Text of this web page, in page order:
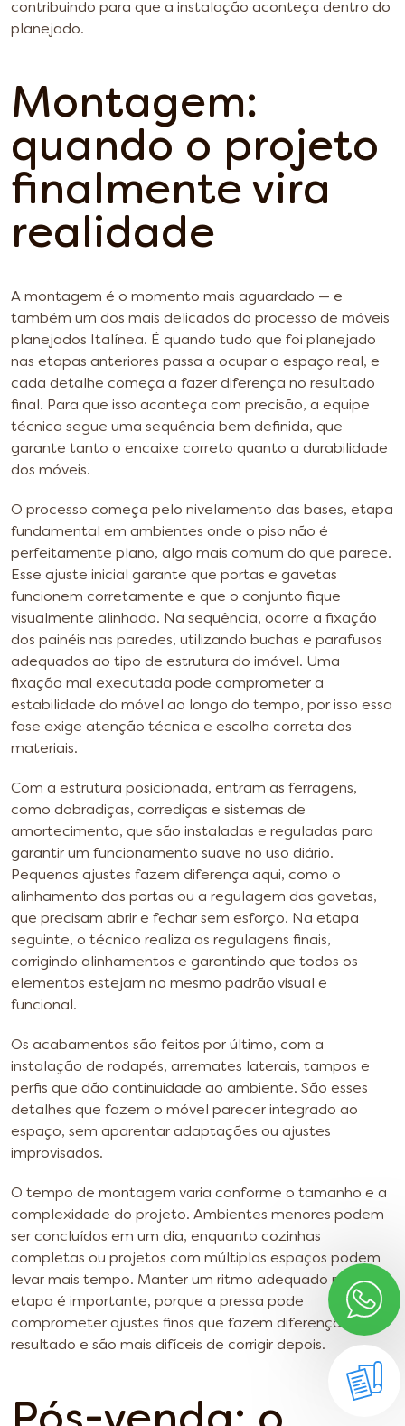
contribuindo para que a instalação aconteça dentro do
planejado.
Montagem:
quando o projeto
finalmente vira
realidade
A montagem é o momento mais aguardado — e
também um dos mais delicados do processo de móveis
planejados Italínea. É quando tudo que foi planejado
nas etapas anteriores passa a ocupar o espaço real, e
cada detalhe começa a fazer diferença no resultado
final. Para que isso aconteça com precisão, a equipe
técnica segue uma sequência bem definida, que
garante tanto o encaixe correto quanto a durabilidade
dos móveis.
O processo começa pelo nivelamento das bases, etapa
fundamental em ambientes onde o piso não é
perfeitamente plano, algo mais comum do que parece.
Esse ajuste inicial garante que portas e gavetas
funcionem corretamente e que o conjunto fique
visualmente alinhado. Na sequência, ocorre a fixação
dos painéis nas paredes, utilizando buchas e parafusos
adequados ao tipo de estrutura do imóvel. Uma
fixação mal executada pode comprometer a
estabilidade do móvel ao longo do tempo, por isso essa
fase exige atenção técnica e escolha correta dos
materiais.
Com a estrutura posicionada, entram as ferragens,
como dobradiças, corrediças e sistemas de
amortecimento, que são instaladas e reguladas para
garantir um funcionamento suave no uso diário.
Pequenos ajustes fazem diferença aqui, como o
alinhamento das portas ou a regulagem das gavetas,
que precisam abrir e fechar sem esforço. Na etapa
seguinte, o técnico realiza as regulagens finais,
corrigindo alinhamentos e garantindo que todos os
elementos estejam no mesmo padrão visual e
funcional.
Os acabamentos são feitos por último, com a
instalação de rodapés, arremates laterais, tampos e
perfis que dão continuidade ao ambiente. São esses
detalhes que fazem o móvel parecer integrado ao
espaço, sem aparentar adaptações ou ajustes
improvisados.
O tempo de montagem varia conforme o tamanho e a
complexidade do projeto. Ambientes menores podem
ser concluídos em um dia, enquanto cozinhas
completas ou projetos com múltiplos espaços podem
levar mais tempo. Manter um ritmo adequado nessa
etapa é importante, porque a pressa pode
comprometer ajustes finos que fazem diferença no
resultado e são mais difíceis de corrigir depois.